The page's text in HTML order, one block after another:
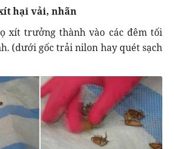
hại vải, nhãn
xít trưởng thành vào các đêm tối
(dưới gốc trải nilon hay quét sạch